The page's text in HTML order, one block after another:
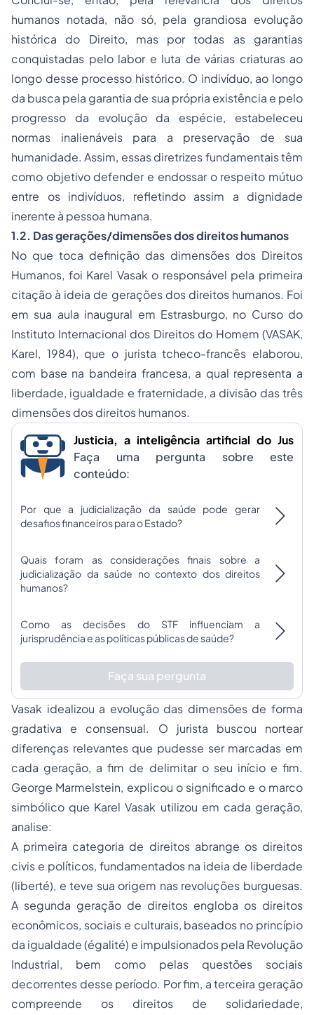
humanos notada, não só, pela grandiosa evolução
histórica do Direito, mas por todas as garantias
conquistadas pelo labor e luta de várias criaturas ao
longo desse processo histórico. O indivíduo, ao longo
da busca pela garantia de sua própria existência e pelo
progresso da evolução da espécie, estabeleceu
normas inalienáveis para a preservação de sua
humanidade. Assim, essas diretrizes fundamentais têm
como objetivo defender e endossar o respeito mútuo
entre os indivíduos, refletindo assim a dignidade
inerente à pessoa humana.
1.2. Das gerações/dimensões dos direitos humanos
No que toca definição das dimensões dos Direitos
Humanos, foi Karel Vasak o responsável pela primeira
citação à ideia de gerações dos direitos humanos. Foi
em sua aula inaugural em Estrasburgo, no Curso do
Instituto Internacional dos Direitos do Homem (VASAK,
Karel, 1984), que o jurista tcheco-francês elaborou,
com base na bandeira francesa, a qual representa a
liberdade, igualdade e fraternidade, a divisão das três
dimensões dos direitos humanos.
Justicia, a inteligência artificial do Jus
Faça uma pergunta sobre este
conteúdo:
Por que a judicialização da saúde pode gerar
desafios financeiros para o Estado?
Quais foram as considerações finais sobre a
judicialização da saúde no contexto dos direitos
humanos?
Como as decisões do STF influenciam a
jurisprudência e as políticas públicas de saúde?
Faça sua pergunta
Vasak idealizou a evolução das dimensões de forma
gradativa e consensual. O jurista buscou nortear
diferenças relevantes que pudesse ser marcadas em
cada geração, a fim de delimitar o seu início e fim.
George Marmelstein, explicou o significado e o marco
simbólico que Karel Vasak utilizou em cada geração,
analise:
A primeira categoria de direitos abrange os direitos
civis e políticos, fundamentados na ideia de liberdade
(liberté), e teve sua origem nas revoluções burguesas.
A segunda geração de direitos engloba os direitos
econômicos, sociais e culturais, baseados no princípio
da igualdade (égalité) e impulsionados pela Revolução
Industrial, bem como pelas questões sociais
decorrentes desse período. Por fim, a terceira geração
compreende os direitos de solidariedade,